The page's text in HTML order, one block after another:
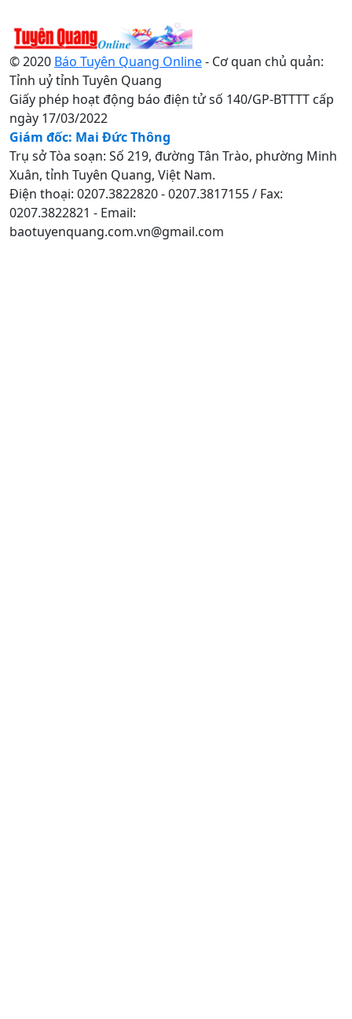
© 2020 Báo Tuyên Quang Online- Cơ quan chủ quản:
Tỉnh uỷ tỉnh Tuyên Quang
Giấy phép hoạt động báo điện tử số 140/GP-BTTTT cấp
ngày 17/03/2022
Giám đốc: Mai Đức Thông
Trụ sở Tòa soạn: Số 219, đường Tân Trào, phường Minh
Xuân, tỉnh Tuyên Quang, Việt Nam.
Điện thoại: 0207.3822820 - 0207.3817155 / Fax:
0207.3822821 - Email:
baotuyenquang.com.vn@gmail.com